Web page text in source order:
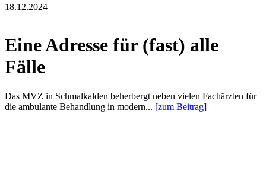
18.12.2024
Eine Adresse für (fast) alle
Fälle
Das MVZ in Schmalkalden beherbergt neben vielen Fachärzten für
die ambulante Behandlung in modern... [zum Beitrag]